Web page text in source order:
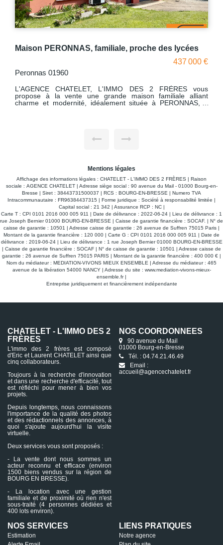
Maison PERONNAS, familiale, proche des lycées
437 000 €
Peronnas 01960
L'AGENCE CHATELET, L'IMMO DES 2 FRÈRES vous
propose à la vente une grande maison familiale alliant
charme et modernité, idéalement située à PERONNAS, à
offrant une maison lumineuse et fonctionnelle. Rez-de-
très apprécié des propriétaires 3 chambres, un bureau, une
salle de bains et un WC séparé Second étage : - Coin
parental indépendant avec une chambre de 20 m², une salle
de bains avec WC et 2 greniers Extérieur : - Terrain de 1 057
m², bien arboré et offrant une implantation possible pour une
piscine - Emplacement très calme et indépendant * Travaux
récents et qualité d'entretien : - Menuiseries extérieures
remplacées par du double vitrage performant - Installation
d'une pompe à chaleur récente - Intérieur en très bon état -
Cuisine et salles de bains récentes * Atouts majeurs : -
Proximité immédiate du quartier Bel-Air / Plateau de BOURG-
EN-BRESSE - 2 km de la gare et 1 km du lycée CARRIAT -
Qualité de vie garantie par son emplacement et son
environnement
Mentions légales
Affichage des informations légales : CHATELET - L'IMMO DES 2 FRÈRES | Raison
sociale : AGENCE CHATELET | Adresse siège social : 90 avenue du Mail - 01000 Bourg-en-
Bresse | Siret : 38443731500037 | RCS : BOURG-EN-BRESSE | Numero TVA
Intracommunautaire : FR96384437315 | Forme juridique : Société à responsabilité limitée |
Capital social : 21 342 | Assurance RCP : NC |
Carte T : CPI 0101 2016 000 005 911 | Date de délivrance : 2022-06-24 | Lieu de délivrance : 1
rue Joseph Bernier 01000 BOURG-EN-BRESSE | Caisse de garantie financière : SOCAF. | N° de
caisse de garantie : 10501 | Adresse caisse de garantie : 26 avenue de Suffren 75015 Paris |
Montant de la garantie financière : 120 000 | Carte G : CPI 0101 2016 000 005 911 | Date de
délivrance : 2019-06-24 | Lieu de délivrance : 1 rue Joseph Bernier 01000 BOURG-EN-BRESSE
| Caisse de garantie financière : SOCAF | N° de caisse de garantie : 10501 | Adresse caisse de
garantie : 26 avenue de Suffren 75015 PARIS | Montant de la garantie financière : 400 000 € |
Nom du médiateur : MEDIATION-VIVONS MIEUX ENSEMBLE | Adresse du médiateur : 465
avenue de la libération 54000 NANCY | Adresse du site : www.mediation-vivons-mieux-
ensemble.fr|
Entreprise juridiquement et financièrement indépendante
CHATELET - L'IMMO DES 2
FRÈRES
L'immo des 2 frères est composé
d'Eric et Laurent CHATELET ainsi que
cinq collaborateurs.
Toujours à la recherche d'innovation
et dans une recherche d'efficacité, tout
est réfléchi pour mener à bien vos
projets.
Depuis longtemps, nous connaissons
l'importance de la qualité des photos
et des rédactionnels des annonces, à
quoi s'ajoute aujourd'hui la visite
virtuelle.
Deux services vous sont proposés :
- La vente dont nous sommes un
acteur reconnu et efficace (environ
1500 biens vendus sur la région de
BOURG EN BRESSE).
- La location avec une gestion
familiale et de proximité où rien n'est
sous-traité (4 personnes dédiées et
400 lots environ).
NOS COORDONNÉES
90 avenue du Mail
01000 Bourg-en-Bresse
Tél. : 04.74.21.46.49
Email :
accueil@agencechatelet.fr
NOS SERVICES
Estimation
LIENS PRATIQUES
Notre agence